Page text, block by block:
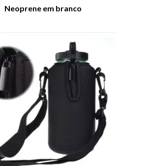
Seu nome (obrigatório)
Neoprene em branco